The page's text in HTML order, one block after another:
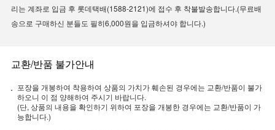
리는 계좌로 입금 후 롯데택배(1588-2121)에 접수 후 착불발송합니다.(무료배
송으로 구매하신 분들도 필히6,000원을 입금하셔야 합니다.)
교환/반품 불가안내
포장을 개봉하여 착용하여 상품의 가치가 훼손된 경우에는 교환/반품이 불가
하오니 이 점 양해하여 주시기 바랍니다.
(단, 상품의 내용을 확인하기 위하여 포장을 개봉한 경우에는 교환/반품이 가
능합니다.)